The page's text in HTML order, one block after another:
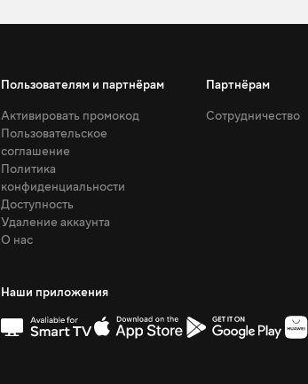
Пользователям и партнёрам
Активировать промокод
Пользовательское
соглашение
Политика
конфиденциальности
Доступность
Удаление аккаунта
О нас
Партнёрам
Сотрудничество
Наши приложения